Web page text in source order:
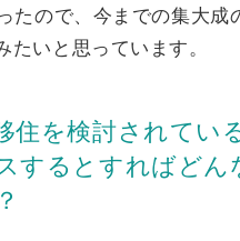
たので、今までの集大成
たいと思っています。
を検討されてい
するとすればどん